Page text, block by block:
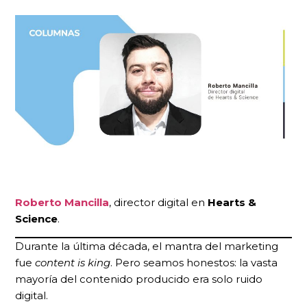
Roberto Mancilla, director digital en Hearts &
Science.
Durante la última década, el mantra del marketing
fue content is king. Pero seamos honestos: la vasta
mayoría del contenido producido era solo ruido
digital.